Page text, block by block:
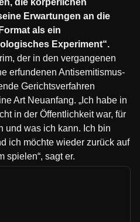
die körperlichen
Erwartungen an die
als ein
Experiment“.
der in den vergangenen
erfundenen Antisemitismus-
Gerichtsverfahren
Art Neuanfang. „Ich habe in
in der Öffentlichkeit war, für
und was ich kann. Ich bin
ich möchte wieder zurück auf
spielen“, sagt er.